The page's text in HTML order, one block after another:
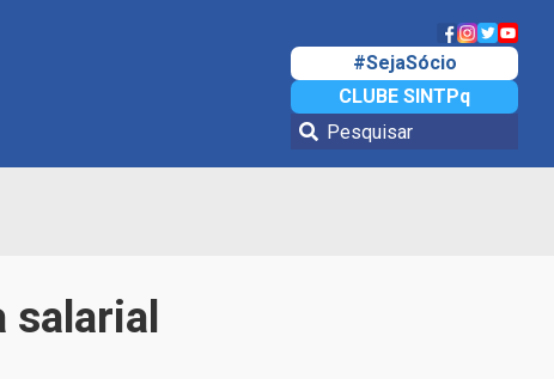
#SejaSócio
CLUBE SINTPq